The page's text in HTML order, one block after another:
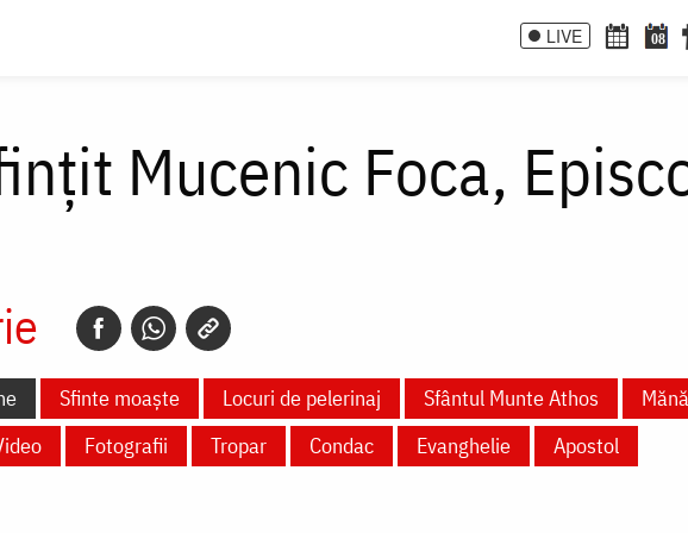
LIVE 08
Mucenic Foca,
Sfinte moaște Locuri de pelerinaj Sfântul Munte Athos
Fotografii Tropar Condac Evanghelie Apostol